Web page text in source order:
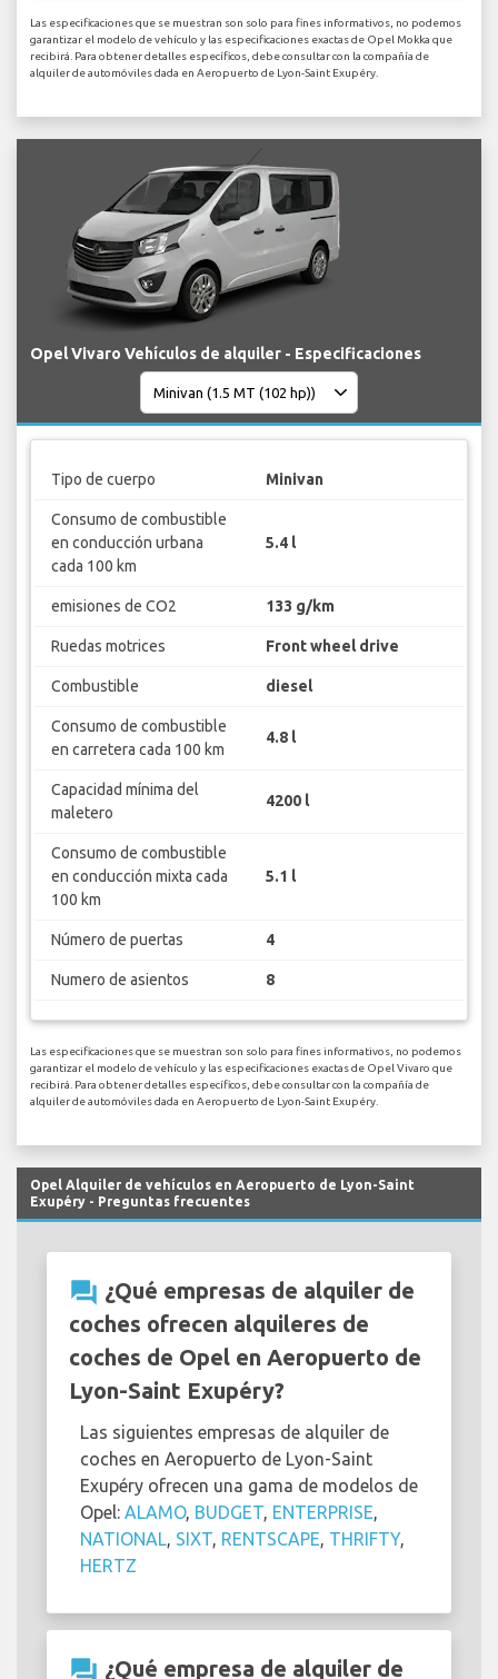
Las especificaciones que se muestran son solo para fines informativos, no podemos
garantizar el modelo de vehículo y las especificaciones exactas de Opel Mokka que
recibirá. Para obtener detalles específicos, debe consultar con la compañía de
alquiler de automóviles dada en Aeropuerto de Lyon-Saint Exupéry.
Opel Vivaro Vehículos de alquiler - Especificaciones
Tipo de cuerpo Minivan
Consumo de combustible
en conducción urbana
cada 100 km
5.4 l
emisiones de CO2 133 g/km
Ruedas motrices Front wheel drive
Combustible diesel
Consumo de combustible
en carretera cada 100 km
4.8 l
Capacidad mínima del
maletero
4200 l
Consumo de combustible
en conducción mixta cada
100 km
5.1 l
Número de puertas 4
Numero de asientos 8
Las especificaciones que se muestran son solo para fines informativos, no podemos
garantizar el modelo de vehículo y las especificaciones exactas de Opel Vivaro que
recibirá. Para obtener detalles específicos, debe consultar con la compañía de
alquiler de automóviles dada en Aeropuerto de Lyon-Saint Exupéry.
Opel Alquiler de vehículos en Aeropuerto de Lyon-Saint
Exupéry - Preguntas frecuentes
question_answer ¿Qué empresas de alquiler de
coches ofrecen alquileres de
coches de Opel en Aeropuerto de
Lyon-Saint Exupéry?
Las siguientes empresas de alquiler de
coches en Aeropuerto de Lyon-Saint
Exupéry ofrecen una gama de modelos de
Opel: ALAMO, BUDGET, ENTERPRISE,
NATIONAL, SIXT, RENTSCAPE, THRIFTY,
HERTZ
question_answer ¿Qué empresa de alquiler de